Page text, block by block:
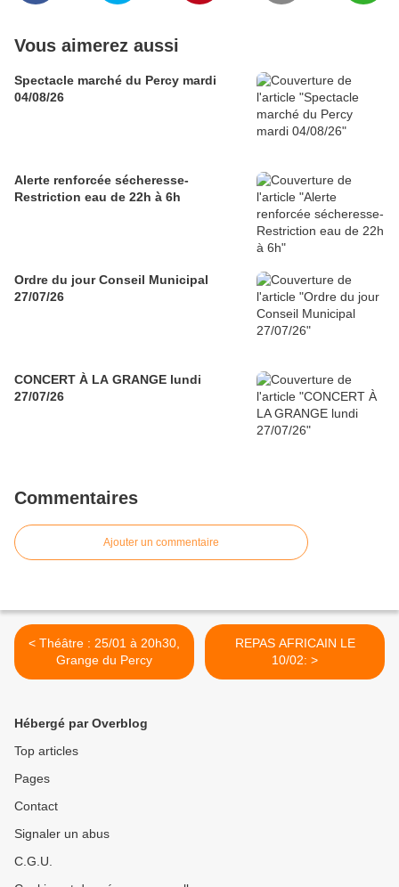
Vous aimerez aussi
Spectacle marché du Percy mardi
04/08/26
Alerte renforcée sécheresse-
Restriction eau de 22h à 6h
Ordre du jour Conseil Municipal
27/07/26
CONCERT À LA GRANGE lundi
27/07/26
Commentaires
Ajouter un commentaire
< Théâtre : 25/01 à 20h30,
Grange du Percy
REPAS AFRICAIN LE
10/02: >
Hébergé par Overblog
Top articles
Pages
Contact
Signaler un abus
C.G.U.